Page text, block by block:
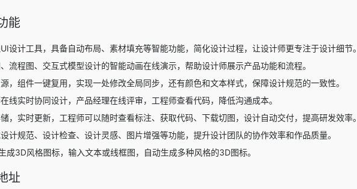
能
设计工具，具备自动布局、素材填充等智能功能，简化设计过程，让设计师更专注于设计细节。
流程图、交互式模型设计的智能动画在线演示，帮助设计师展示产品功能和流程。
，组件一键复用，实现一处修改全局同步，还有颜色和文本样式，保障设计规范的一致性。
线实时协同设计，产品经理在线评审，工程师查看代码，降低沟通成本。
，实时更新，工程师可以随时查看标注、获取代码、下载切图，设计自动交付，提高研发效率。
计规范、设计检查、设计灵感、图片增强等功能，提升设计团队的协作效率和作品质量。
成3D风格图标，输入文本或线框图，自动生成多种风格的3D图标。
址